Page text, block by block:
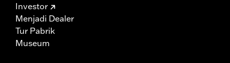
Investor
Menjadi Dealer
Tur Pabrik
Museum